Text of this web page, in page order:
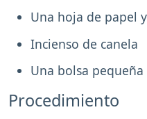
Una hoja de papel
Incienso de canela
Una bolsa
Procedimiento